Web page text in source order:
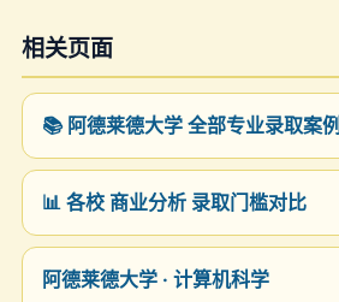
相关页面
📚 阿德莱德大学 全部专业录取案例
📊 各校 商业分析 录取门槛对比
阿德莱德大学 · 计算机科学